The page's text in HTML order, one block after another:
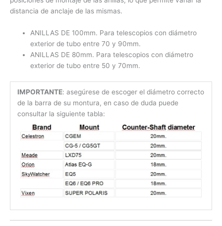
distancia de anclaje de las mismas.
ANILLAS DE 100mm. Para telescopios con diámetro
exterior de tubo entre 70 y 90mm.
ANILLAS DE 80mm. Para telescopios con diámetro
exterior de tubo entre 50 y 70mm.
IMPORTANTE: asegúrese de escoger el diámetro correcto
de la barra de su montura, en caso de duda puede
consultar la siguiente tabla: